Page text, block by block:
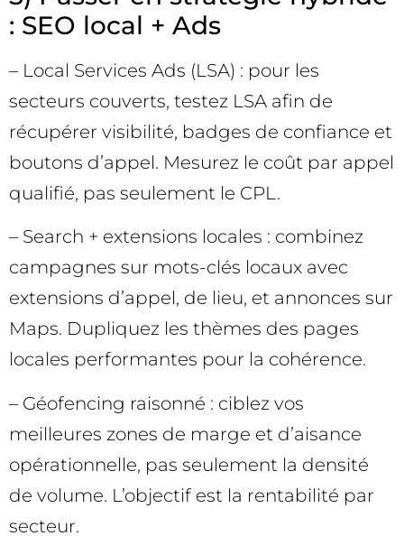
: SEO local + Ads
– Local Services Ads (LSA) : pour les
secteurs couverts, testez LSA afin de
récupérer visibilité, badges de confiance et
boutons d’appel. Mesurez le coût par appel
qualifié, pas seulement le CPL.
– Search + extensions locales : combinez
campagnes sur mots-clés locaux avec
extensions d’appel, de lieu, et annonces sur
Maps. Dupliquez les thèmes des pages
locales performantes pour la cohérence.
– Géofencing raisonné : ciblez vos
meilleures zones de marge et d’aisance
opérationnelle, pas seulement la densité
de volume. L’objectif est la rentabilité par
secteur.